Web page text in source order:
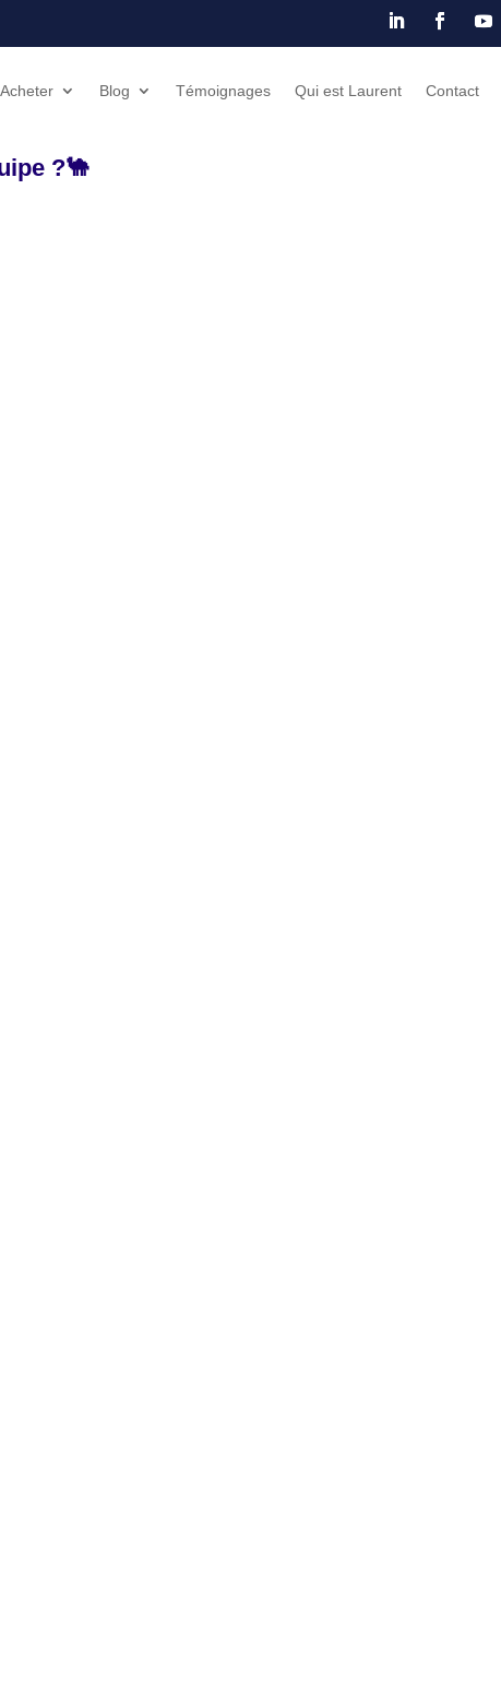
Acheter Blog Témoignages Qui est Laurent Contact
?🐪